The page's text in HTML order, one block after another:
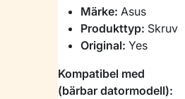
Märke: Asus
Produkttyp: Skruv
Original: Yes
Kompatibel med
(bärbar datormodell):